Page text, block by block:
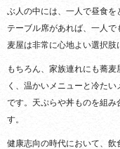
ぶ人の中には、一人で昼食
テーブル席があれば、一人
麦屋は非常に心地よい選択肢
もちろん、家族連れにも蕎
く、温かいメニューと冷た
です。天ぷらや丼ものを組み
す。
健康志向の時代において、飲